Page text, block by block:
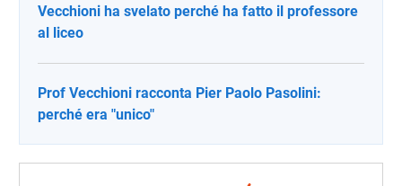
Vecchioni ha svelato perché ha fatto il professore
al liceo
Prof Vecchioni racconta Pier Paolo Pasolini:
perché era "unico"